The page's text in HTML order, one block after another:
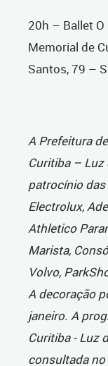
20h – Ballet
Memorial de
Santos, 79 –
A Prefeitura
Curitiba –
patrocínio das
Electrolux,
Athletico
Marista,
Volvo,
A decoração
janeiro. A
Curitiba - Luz
consultada